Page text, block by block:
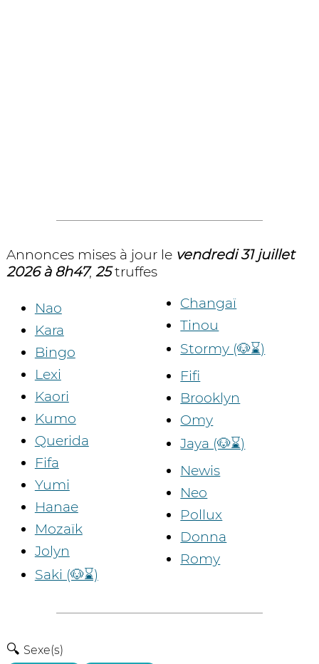
Annonces mises à jour le vendredi 31 juillet
2026 à 8h47, 25truffes
Nao
Kara
Bingo
Lexi
Kaori
Kumo
Querida
Fifa
Yumi
Hanae
Mozaïk
Jolyn
Saki (🐶⌛)
Changaï
Tinou
Stormy (🐶⌛)
Fifi
Brooklyn
Omy
Jaya (🐶⌛)
Newis
Neo
Pollux
Donna
Romy
Sexe(s)